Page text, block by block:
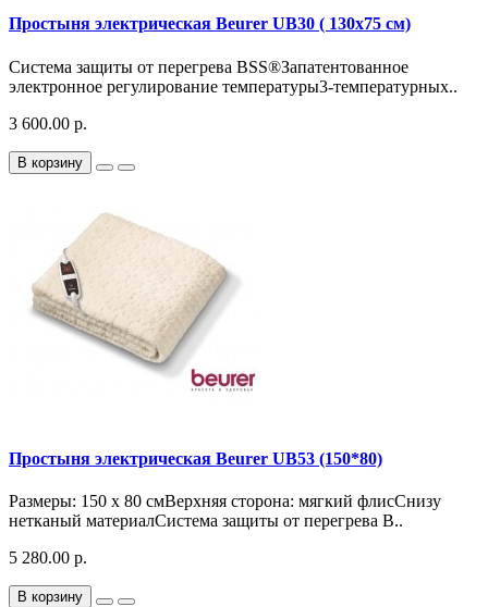
Простыня электрическая Beurer UB30 ( 130x75 см)
Система защиты от перегрева BSS®Запатентованное
электронное регулирование температуры3-температурных..
3 600.00 р.
В корзину
Простыня электрическая Beurer UB53 (150*80)
Размеры: 150 x 80 смВерхняя сторона: мягкий флисСнизу
нетканый материалСистема защиты от перегрева B..
5 280.00 р.
В корзину